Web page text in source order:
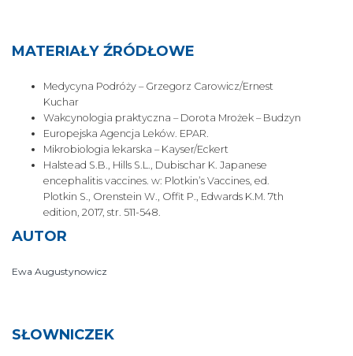
MATERIAŁY ŹRÓDŁOWE
Medycyna Podróży – Grzegorz Carowicz/Ernest
Kuchar
Wakcynologia praktyczna – Dorota Mrożek – Budzyn
Europejska Agencja Leków. EPAR.
Mikrobiologia lekarska – Kayser/Eckert
Halstead S.B., Hills S.L., Dubischar K. Japanese
encephalitis vaccines. w: Plotkin’s Vaccines, ed.
Plotkin S., Orenstein W., Offit P., Edwards K.M. 7th
edition, 2017, str. 511-548.
AUTOR
Ewa Augustynowicz
SŁOWNICZEK